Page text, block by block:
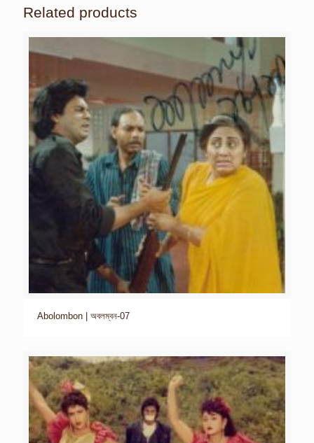
Related products
Abolombon | অবলম্বন-07